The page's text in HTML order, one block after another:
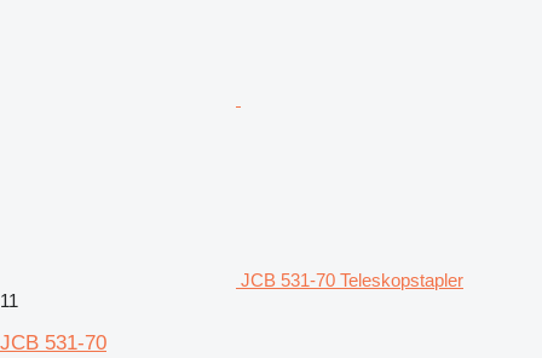
JCB 531-70 Teleskopstapler
11
JCB 531-70